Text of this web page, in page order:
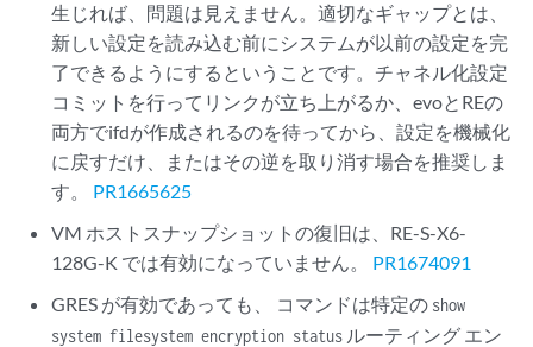
生じれば、問題は見えません。適切なギャップとは、
新しい設定を読み込む前にシステムが以前の設定を完
了できるようにするということです。チャネル化設定
コミットを行ってリンクが立ち上がるか、evoとREの
両方でifdが作成されるのを待ってから、設定を機械化
に戻すだけ、またはその逆を取り消す場合を推奨しま
す。 PR1665625
VM ホストスナップショットの復旧は、RE-S-X6-
128G-K では有効になっていません。 PR1674091
GRES が有効であっても、 コマンドは特定の show
system filesystem encryption status ルーティング エン